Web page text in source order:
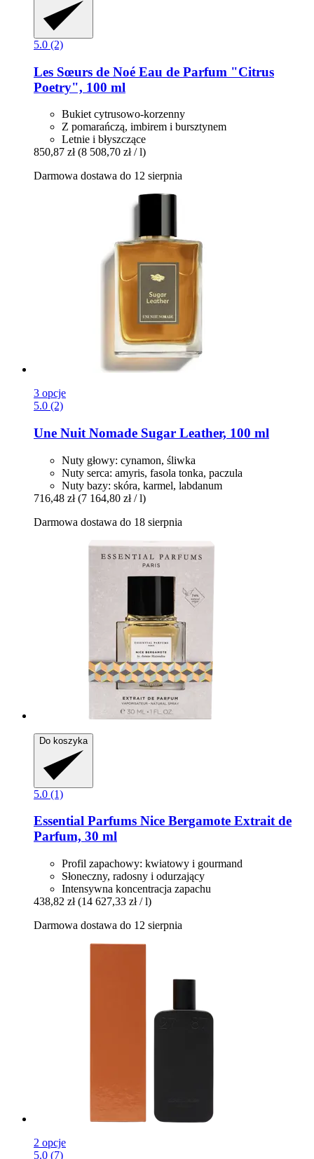
5.0 (2)
Les Sœurs de Noé Eau de Parfum "Citrus
Poetry", 100 ml
Bukiet cytrusowo-korzenny
Z pomarańczą, imbirem i bursztynem
Letnie i błyszczące
850,87 zł (8 508,70 zł / l)
Darmowa dostawa do 12 sierpnia
3 opcje
5.0 (2)
Une Nuit Nomade Sugar Leather, 100 ml
Nuty głowy: cynamon, śliwka
Nuty serca: amyris, fasola tonka, paczula
Nuty bazy: skóra, karmel, labdanum
716,48 zł (7 164,80 zł / l)
Darmowa dostawa do 18 sierpnia
Do koszyka
5.0 (1)
Essential Parfums Nice Bergamote Extrait de
Parfum, 30 ml
Profil zapachowy: kwiatowy i gourmand
Słoneczny, radosny i odurzający
Intensywna koncentracja zapachu
438,82 zł (14 627,33 zł / l)
Darmowa dostawa do 12 sierpnia
2 opcje
5.0 (7)